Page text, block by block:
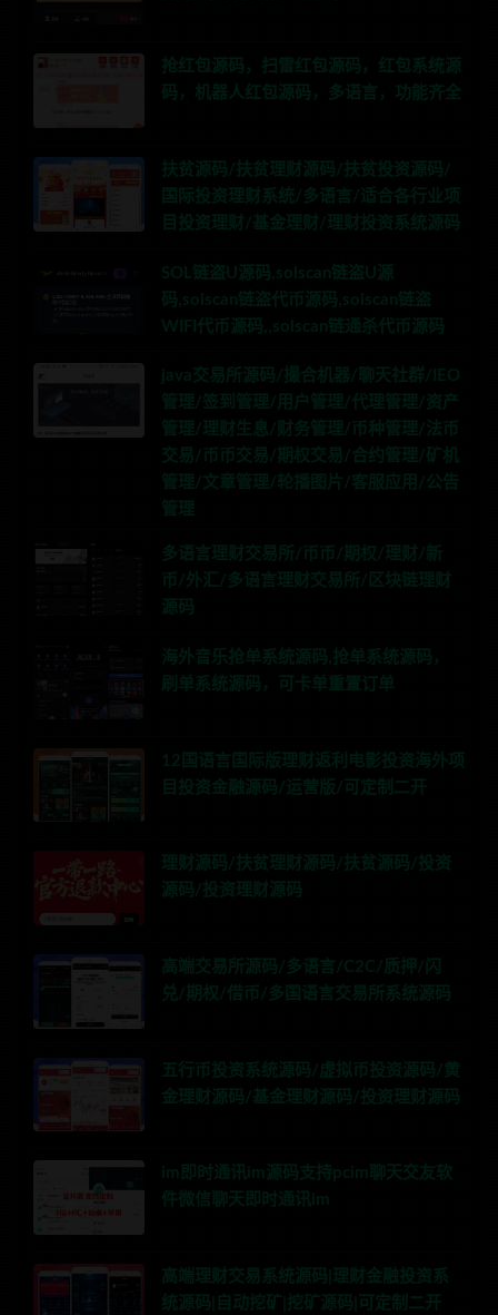
抢红包源码，扫雷红包源码，红包系统源
码，机器人红包源码，多语言，功能齐全
扶贫源码/扶贫理财源码/扶贫投资源码/
国际投资理财系统/多语言/适合各行业项
目投资理财/基金理财/理财投资系统源码
SOL链盗U源码,solscan链盗U源
码,solscan链盗代币源码,solscan链盗
WIFI代币源码,,solscan链通杀代币源码
java交易所源码/撮合机器/聊天社群/IEO
管理/签到管理/用户管理/代理管理/资产
管理/理财生息/财务管理/币种管理/法币
交易/币币交易/期权交易/合约管理/矿机
管理/文章管理/轮播图片/客服应用/公告
管理
多语言理财交易所/币币/期权/理财/新
币/外汇/多语言理财交易所/区块链理财
源码
海外音乐抢单系统源码,抢单系统源码，
刷单系统源码，可卡单重置订单
12国语言国际版理财返利电影投资海外项
目投资金融源码/运营版/可定制二开
理财源码/扶贫理财源码/扶贫源码/投资
源码/投资理财源码
高端交易所源码/多语言/C2C/质押/闪
兑/期权/借币/多国语言交易所系统源码
五行币投资系统源码/虚拟币投资源码/黄
金理财源码/基金理财源码/投资理财源码
im即时通讯im源码支持pcim聊天交友软
件微信聊天即时通讯im
高端理财交易系统源码|理财金融投资系
统源码|自动挖矿|挖矿源码|可定制二开